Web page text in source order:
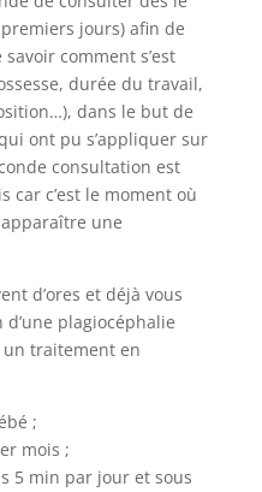
jours) afin de
comment s’est
durée du travail,
dans le but de
ont pu s’appliquer sur
consultation est
car c’est le moment où
une
d’ores et déjà vous
plagiocéphalie
traitement en
;
mois ;
5 min par jour et sous